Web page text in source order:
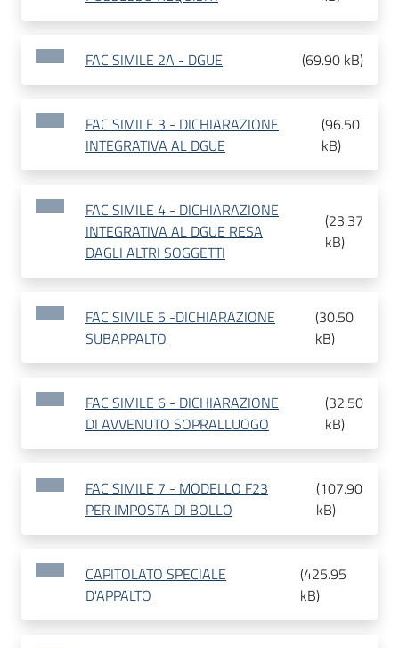
FAC SIMILE 2A - DGUE (69.90 kB)
FAC SIMILE 3 - DICHIARAZIONE
INTEGRATIVA AL DGUE
(96.50
kB)
FAC SIMILE 4 - DICHIARAZIONE
INTEGRATIVA AL DGUE RESA
DAGLI ALTRI SOGGETTI
(23.37
kB)
FAC SIMILE 5 -DICHIARAZIONE
SUBAPPALTO
(30.50
kB)
FAC SIMILE 6 - DICHIARAZIONE
DI AVVENUTO SOPRALLUOGO
(32.50
kB)
FAC SIMILE 7 - MODELLO F23
PER IMPOSTA DI BOLLO
(107.90
kB)
CAPITOLATO SPECIALE
D'APPALTO
(425.95
kB)